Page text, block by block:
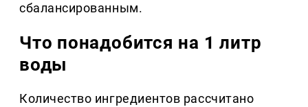
сбалансированным.
Что понадобится на 1 литр
воды
Количество ингредиентов рассчитано